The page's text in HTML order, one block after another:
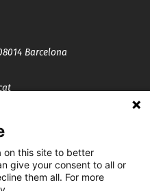
Barcelona
on this site to better
give your consent to all or
them all. For more